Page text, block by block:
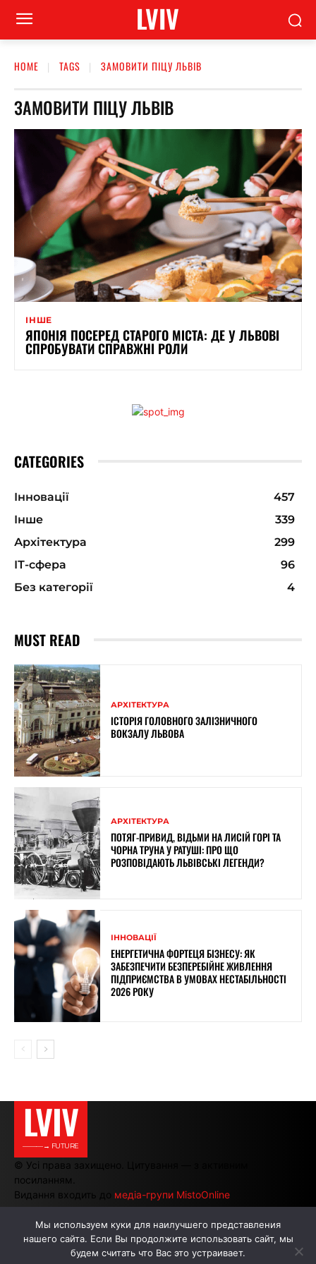
LVIV
HOME TAGS ЗАМОВИТИ ПІЦУ ЛЬВІВ
ЗАМОВИТИ ПІЦУ ЛЬВІВ
ІНШЕ
ЯПОНІЯ ПОСЕРЕД СТАРОГО МІСТА: ДЕ У ЛЬВОВІ
СПРОБУВАТИ СПРАВЖНІ РОЛИ
CATEGORIES
Інновації
457
Інше
339
Архітектура
299
ІТ-сфера
96
Без категорії
4
MUST READ
АРХІТЕКТУРА
ІСТОРІЯ ГОЛОВНОГО ЗАЛІЗНИЧНОГО
ВОКЗАЛУ ЛЬВОВА
АРХІТЕКТУРА
ПОТЯГ-ПРИВИД, ВІДЬМИ НА ЛИСІЙ ГОРІ ТА
ЧОРНА ТРУНА У РАТУШІ: ПРО ЩО
РОЗПОВІДАЮТЬ ЛЬВІВСЬКІ ЛЕГЕНДИ?
ІННОВАЦІЇ
ЕНЕРГЕТИЧНА ФОРТЕЦЯ БІЗНЕСУ: ЯК
ЗАБЕЗПЕЧИТИ БЕЗПЕРЕБІЙНЕ ЖИВЛЕННЯ
ПІДПРИЄМСТВА В УМОВАХ НЕСТАБІЛЬНОСТІ
2026 РОКУ
LVIV
———→ FUTURE
© Усі права захищено. Цитування — з активним
посиланням.
Видання входить до медіа-групи MistoOnline
АВТОРИ РЕКЛАМА НА САЙТІ
Мы используем куки для наилучшего представления
нашего сайта. Если Вы продолжите использовать сайт, мы
будем считать что Вас это устраивает.